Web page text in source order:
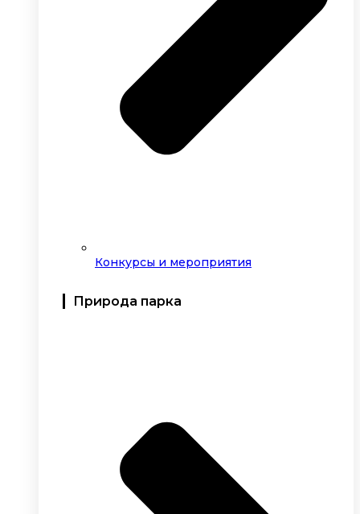
Конкурсы и мероприятия
Природа парка